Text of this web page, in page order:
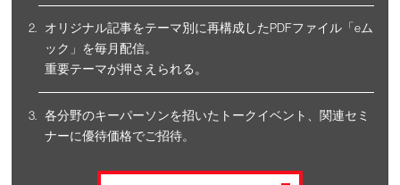
オリジナル記事をテーマ別に再構成したPDFファイル「eム
ック」を毎月配信。
重要テーマが押さえられる。
各分野のキーパーソンを招いたトークイベント、関連セミ
ナーに優待価格でご招待。